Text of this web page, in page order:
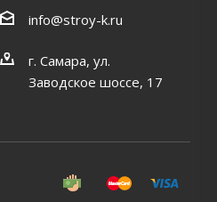
info@stroy-k.ru
г. Самара, ул.
Заводское шоссе, 17